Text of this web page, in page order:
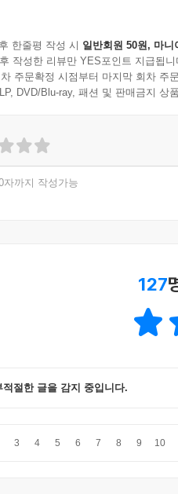
한줄평 작성 시 일반회원 50원, 마니
작성한 리뷰만 YES포인트 지급됩니
주문확정 시점부터 마지막 회차 주
DVD/Blu-ray, 패션 및 판매금지 상
자까지 작성가능
127
적절한 글을 감지 중입니다.
3 4 5 6 7 8 9 10